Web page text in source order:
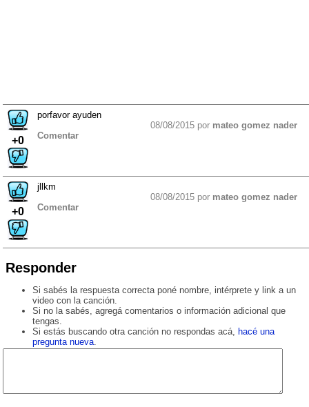
+0
porfavor ayuden
08/08/2015 por mateo gomez nader
Comentar
+0
jllkm
08/08/2015 por mateo gomez nader
Comentar
Responder
Si sabés la respuesta correcta poné nombre, intérprete y link a un
video con la canción.
Si no la sabés, agregá comentarios o información adicional que
tengas.
Si estás buscando otra canción no respondas acá,
hacé una
pregunta nueva.